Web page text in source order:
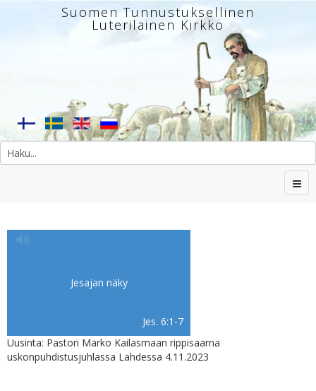
Suomen Tunnustuksellinen
Luterilainen Kirkko
Jesajan näky
Jes. 6:1-7
Uusinta: Pastori Marko Kailasmaan rippisaarna
uskonpuhdistusjuhlassa Lahdessa 4.11.2023